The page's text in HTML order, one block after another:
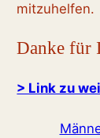
mitzuhelfen.
Danke für
> Link zu